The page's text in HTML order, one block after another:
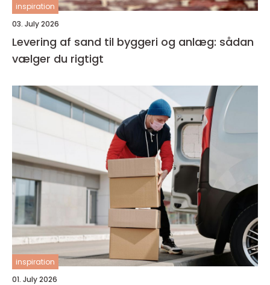
inspiration
03. July 2026
Levering af sand til byggeri og anlæg: sådan
vælger du rigtigt
inspiration
01. July 2026